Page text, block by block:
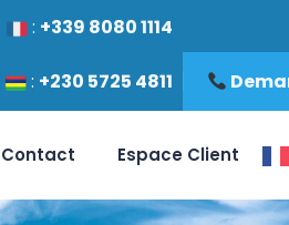
: +339 8080 1114
: +230 5725 4811
Contact Espace Client